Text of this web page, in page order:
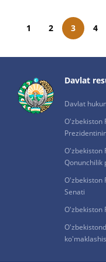
1 2 3 4
Davlat
Davlat
O'zbekiston
O'zbekiston
Qonunchilik
O'zbekiston
Senati
O'zbekiston